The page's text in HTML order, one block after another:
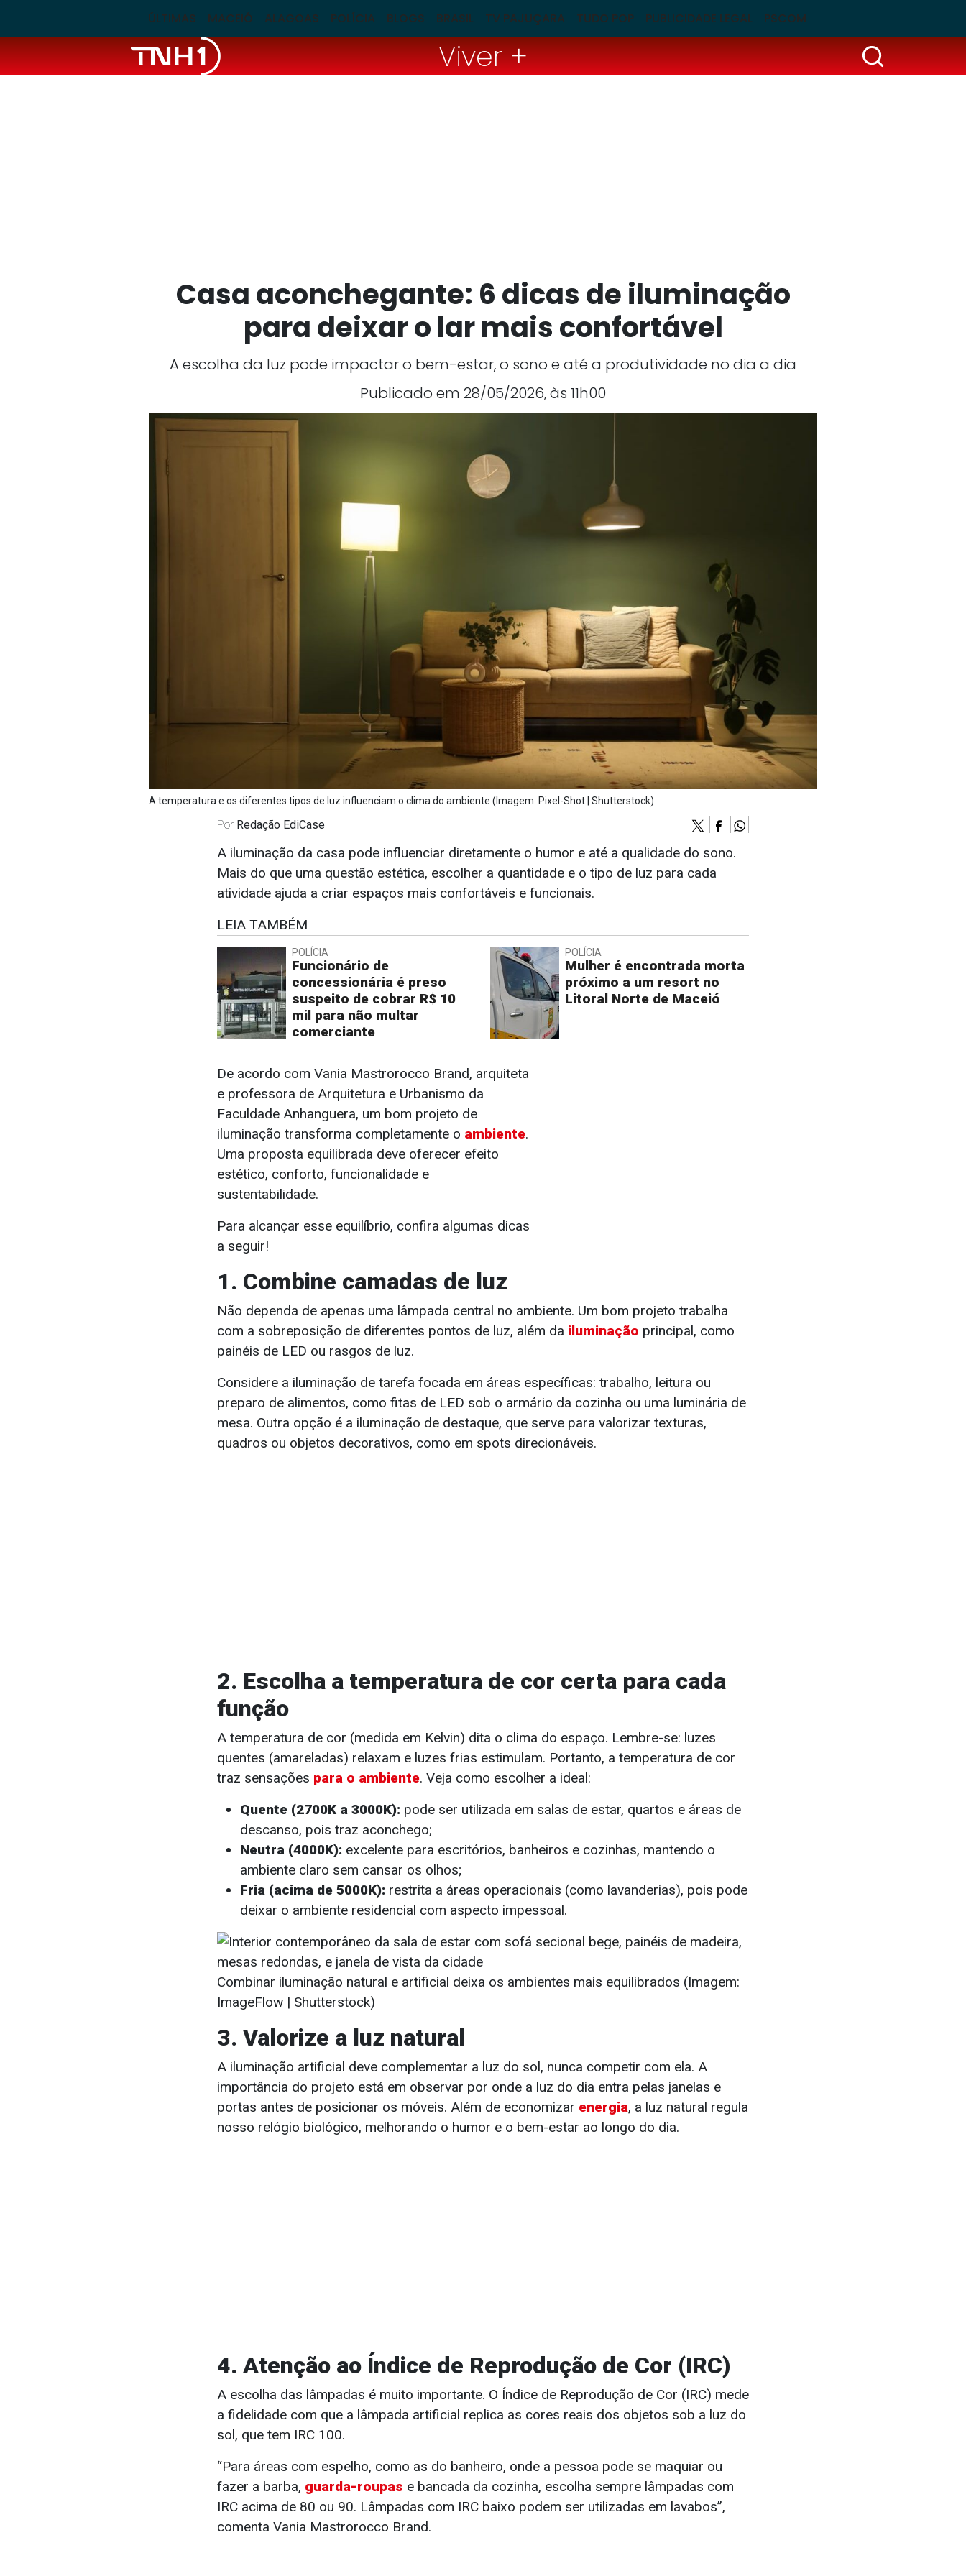
ÚLTIMAS MACEIÓ ALAGOAS POLÍCIA BLOGS BRASIL TV PAJUÇARA TUDO POP PUBLICIDADE LEGAL PSCOM
Viver +
Casa aconchegante: 6 dicas de iluminação
para deixar o lar mais confortável
A escolha da luz pode impactar o bem-estar, o sono e até a produtividade no dia a dia
Publicado em 28/05/2026, às 11h00
A temperatura e os diferentes tipos de luz influenciam o clima do ambiente (Imagem: Pixel-Shot | Shutterstock)
Por Redação EdiCase
A iluminação da casa pode influenciar diretamente o humor e até a qualidade do sono.
Mais do que uma questão estética, escolher a quantidade e o tipo de luz para cada
atividade ajuda a criar espaços mais confortáveis e funcionais.
LEIA TAMBÉM
POLÍCIA
Funcionário de
concessionária é preso
suspeito de cobrar R$ 10
mil para não multar
comerciante
POLÍCIA
Mulher é encontrada morta
próximo a um resort no
Litoral Norte de Maceió
De acordo com Vania Mastrorocco Brand, arquiteta
e professora de Arquitetura e Urbanismo da
Faculdade Anhanguera, um bom projeto de
iluminação transforma completamente o ambiente.
Uma proposta equilibrada deve oferecer efeito
estético, conforto, funcionalidade e
sustentabilidade.
Para alcançar esse equilíbrio, confira algumas dicas
a seguir!
1. Combine camadas de luz
Não dependa de apenas uma lâmpada central no ambiente. Um bom projeto trabalha
com a sobreposição de diferentes pontos de luz, além da iluminação principal, como
painéis de LED ou rasgos de luz.
Considere a iluminação de tarefa focada em áreas específicas: trabalho, leitura ou
preparo de alimentos, como fitas de LED sob o armário da cozinha ou uma luminária de
mesa. Outra opção é a iluminação de destaque, que serve para valorizar texturas,
quadros ou objetos decorativos, como em spots direcionáveis.
2. Escolha a temperatura de cor certa para cada
função
A temperatura de cor (medida em Kelvin) dita o clima do espaço. Lembre-se: luzes
quentes (amareladas) relaxam e luzes frias estimulam. Portanto, a temperatura de cor
traz sensações para o ambiente. Veja como escolher a ideal:
Quente (2700K a 3000K): pode ser utilizada em salas de estar, quartos e áreas de
descanso, pois traz aconchego;
Neutra (4000K): excelente para escritórios, banheiros e cozinhas, mantendo o
ambiente claro sem cansar os olhos;
Fria (acima de 5000K): restrita a áreas operacionais (como lavanderias), pois pode
deixar o ambiente residencial com aspecto impessoal.
Combinar iluminação natural e artificial deixa os ambientes mais equilibrados (Imagem:
ImageFlow | Shutterstock)
3. Valorize a luz natural
A iluminação artificial deve complementar a luz do sol, nunca competir com ela. A
importância do projeto está em observar por onde a luz do dia entra pelas janelas e
portas antes de posicionar os móveis. Além de economizar energia, a luz natural regula
nosso relógio biológico, melhorando o humor e o bem-estar ao longo do dia.
4. Atenção ao Índice de Reprodução de Cor (IRC)
A escolha das lâmpadas é muito importante. O Índice de Reprodução de Cor (IRC) mede
a fidelidade com que a lâmpada artificial replica as cores reais dos objetos sob a luz do
sol, que tem IRC 100.
“Para áreas com espelho, como as do banheiro, onde a pessoa pode se maquiar ou
fazer a barba, guarda-roupas e bancada da cozinha, escolha sempre lâmpadas com
IRC acima de 80 ou 90. Lâmpadas com IRC baixo podem ser utilizadas em lavabos”,
comenta Vania Mastrorocco Brand.